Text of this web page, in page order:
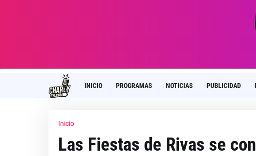
INICIO PROGRAMAS NOTICIAS PUBLICIDAD
Inicio
Las Fiestas de Rivas se